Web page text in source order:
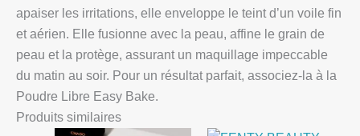
apaiser les irritations, elle enveloppe le teint d’un voile fin
et aérien. Elle fusionne avec la peau, affine le grain de
peau et la protège, assurant un maquillage impeccable
du matin au soir. Pour un résultat parfait, associez-la à la
Poudre Libre Easy Bake.
Produits similaires